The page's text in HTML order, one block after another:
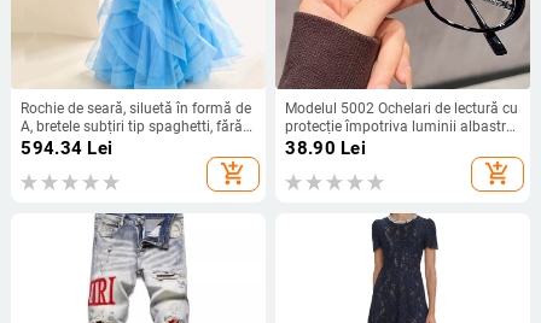
Rochie de seară, siluetă în formă de
A, bretele subțiri tip spaghetti, fără
mâneci, fustă lungă, talie înaltă
594.34 Lei
add_shopping_cart
Modelul 5002 Ochelari de lectură cu
protecție împotriva luminii albastre,
ramă ovală, lentile HD pentru adulți
38.90 Lei
add_shopping_cart